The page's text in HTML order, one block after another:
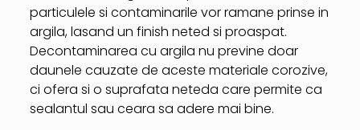
particulele si contaminarile vor ramane prinse in
argila, lasand un finish neted si proaspat.
Decontaminarea cu argila nu previne doar
daunele cauzate de aceste materiale corozive,
ci ofera si o suprafata neteda care permite ca
sealantul sau ceara sa adere mai bine.